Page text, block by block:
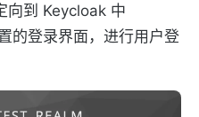
向到 Keycloak 中
的登录界面，进行用户登